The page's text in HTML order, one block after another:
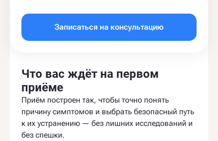
Записаться на консультацию
Что вас ждёт на первом
приёме
Приём построен так, чтобы точно понять
причину симптомов и выбрать безопасный путь
к их устранению — без лишних исследований и
без спешки.